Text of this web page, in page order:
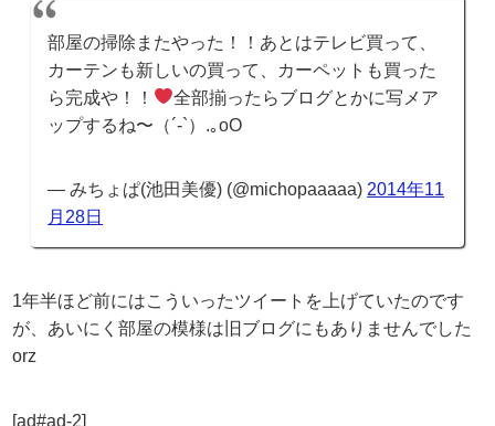
部屋の掃除またやった！！あとはテレビ買って、
カーテンも新しいの買って、カーペットも買った
ら完成や！！
全部揃ったらブログとかに写メア
ップするね〜（´-`）.｡oO
— みちょぱ(池田美優) (@michopaaaaa)2014年11
月28日
1年半ほど前にはこういったツイートを上げていたのです
が、あいにく部屋の模様は旧ブログにもありませんでした
orz
[ad#ad-2]